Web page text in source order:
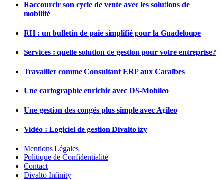
Raccourcir son cycle de vente avec les solutions de
mobilité
RH : un bulletin de paie simplifié pour la Guadeloupe
Services : quelle solution de gestion pour votre entreprise?
Travailler comme Consultant ERP aux Caraïbes
Une cartographie enrichie avec DS-Mobileo
Une gestion des congés plus simple avec Agileo
Vidéo : Logiciel de gestion Divalto izy
Mentions Légales
Politique de Confidentialité
Contact
Divalto Infinity